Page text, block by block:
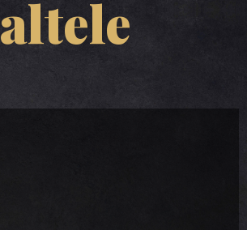
altele